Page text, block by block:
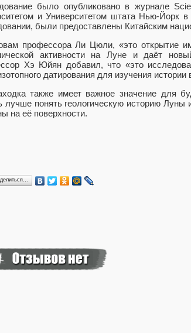
было опубликовано в журнале
и Университетом штата Нью-
были предоставлены Китайским
профессора Ли Цюли, «это открытие
активности на Луне и даёт
Хэ Юйян добавил, что «это
датирования для изучения
также имеет важное значение для
лучше понять геологическую историю
на её поверхности.